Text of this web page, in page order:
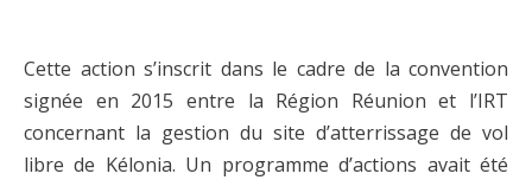
Cette action s’inscrit dans le cadre de la convention
signée en 2015 entre la Région Réunion et l’IRT
concernant la gestion du site d’atterrissage de vol
libre de Kélonia. Un programme d’actions avait été